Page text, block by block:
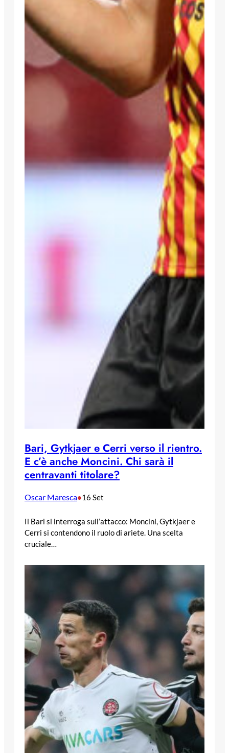
Bari, Gytkjaer e Cerri verso il rientro.
E c’è anche Moncini. Chi sarà il
centravanti titolare?
Oscar Maresca•16 Set
Il Bari si interroga sull’attacco: Moncini, Gytkjaer e
Cerri si contendono il ruolo di ariete. Una scelta
cruciale…